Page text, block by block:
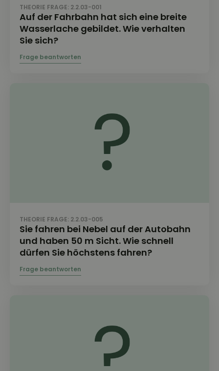
THEORIE FRAGE: 2.2.03-001
Auf der Fahrbahn hat sich eine breite
Wasserlache gebildet. Wie verhalten
Sie sich?
THEORIE FRAGE: 2.2.03-005
Sie fahren bei Nebel auf der Autobahn
und haben 50 m Sicht. Wie schnell
dürfen Sie höchstens fahren?